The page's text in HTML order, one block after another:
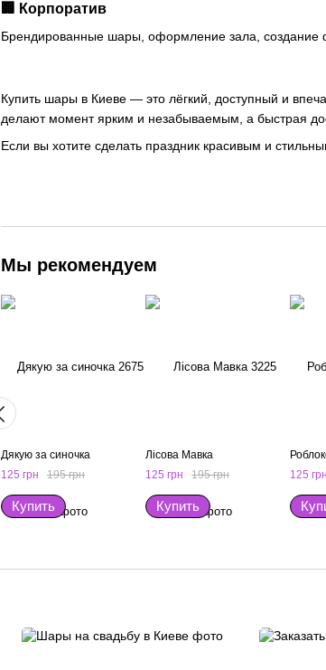
🏢 Корпоратив
Брендированные шары, оформление зала, создание
Купить шары в Киеве — это лёгкий, доступный и
делают момент ярким и незабываемым, а быстрая
Если вы хотите сделать праздник красивым и
Мы рекомендуем
Дякую за синочка
125 грн
195 грн
Купить
Лісова Мавка
125 грн
195 грн
Купить
125 грн